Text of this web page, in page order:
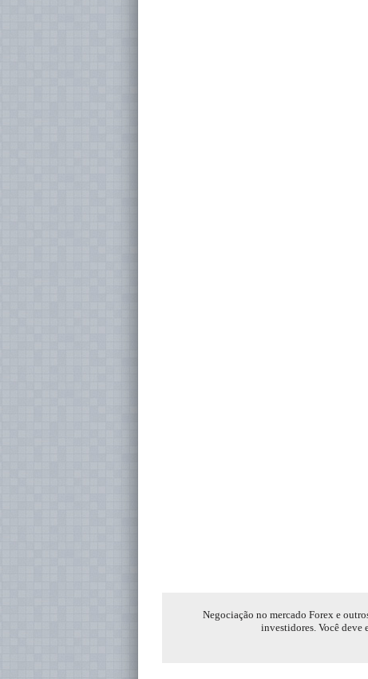
Negociação no mercado Forex e
investidores. Você deve